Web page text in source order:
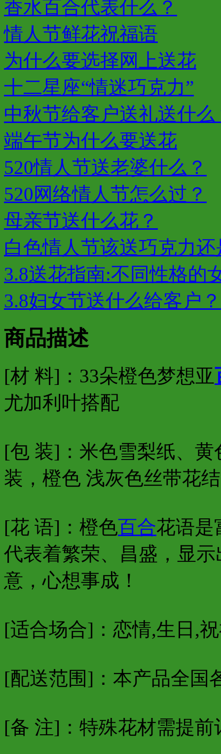
香水百合代表什么？
情人节鲜花祝福语
为什么要选择网上送花
十二星座“情迷巧克力”
中秋节给客户送礼送什么
端午节为什么要送花
520情人节送老婆什么？
520网络情人节怎么过？
母亲节送什么花？
白色情人节该送巧克力
3.8送花指南:不同性格的
3.8妇女节送什么给客户？
商品描述
[材 料]：33朵橙色梦想亚
尤加利叶搭配
[包 装]：米色雪梨纸、
装，橙色 浅灰色丝带花
[花 语]： 橙色百合花语是
代表着繁荣、昌盛，显
意，心想事成！
[适合场合]：恋情,生日,
[配送范围]：本产品全国
[备 注]：特殊花材需提